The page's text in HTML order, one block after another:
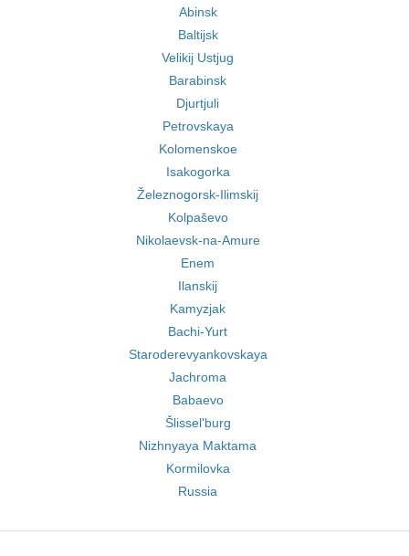
Abinsk
Baltijsk
Velikij Ustjug
Barabinsk
Djurtjuli
Petrovskaya
Kolomenskoe
Isakogorka
Železnogorsk-Ilimskij
Kolpaševo
Nikolaevsk-na-Amure
Enem
Ilanskij
Kamyzjak
Bachi-Yurt
Staroderevyankovskaya
Jachroma
Babaevo
Šlissel'burg
Nizhnyaya Maktama
Kormilovka
Russia